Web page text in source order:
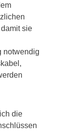
sie
notwendig
die